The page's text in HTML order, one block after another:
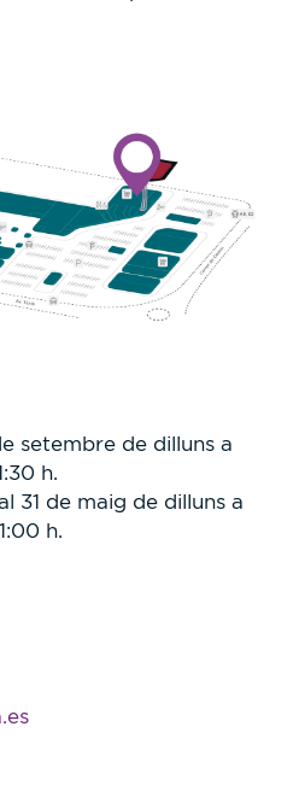
setembre de dilluns a
h.
31 de maig de dilluns a
h.